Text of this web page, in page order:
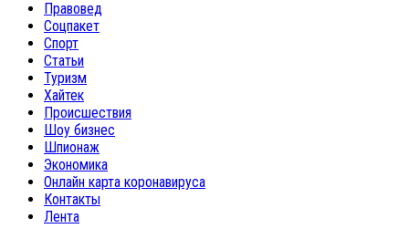
Правовед
Соцпакет
Спорт
Статьи
Туризм
Хайтек
Происшествия
Шоу бизнес
Шпионаж
Экономика
Онлайн карта коронавируса
Контакты
Лента